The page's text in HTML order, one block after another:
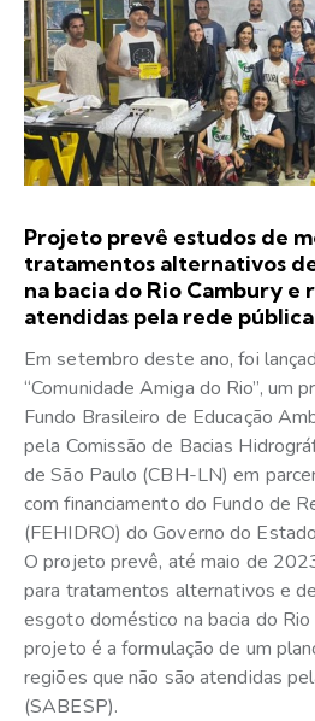
Projeto prevê estudos de
tratamentos alternativos
na bacia do Rio Cambury e
atendidas pela rede pública
Em setembro deste ano, foi
“Comunidade Amiga do Rio”, um
Fundo Brasileiro de Educação
pela Comissão de Bacias
de São Paulo (CBH-LN) em
com financiamento do Fundo de
(FEHIDRO) do Governo do
O projeto prevê, até maio de
para tratamentos alternativos e
esgoto doméstico na bacia do
projeto é a formulação de um
regiões que não são atendidas
(SABESP).